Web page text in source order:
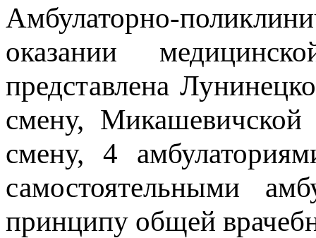
Амбулаторно-
оказании
представлена
смену,
смену, 4
самостоятельными
принципу общей